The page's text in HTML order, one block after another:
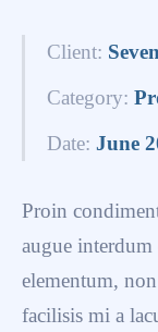
Client:
Category:
Date: June
Proin
augue
elementum,
facilisis mi a